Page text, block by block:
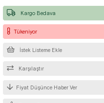
Tükeniyor
İstek Listeme Ekle
Karşılaştır
Fiyat Düşünce Haber Ver
Kargo Bedava